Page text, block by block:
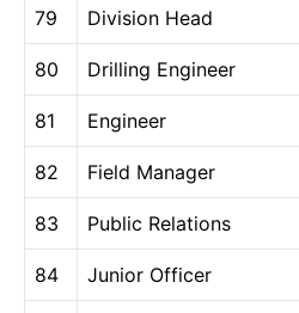
79 Division Head
80 Drilling Engineer
81 Engineer
82 Field Manager
83 Public Relations
84 Junior Officer